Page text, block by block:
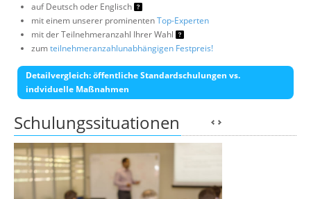
auf Deutsch oder Englisch
mit einem unserer prominentenTop-Experten
mit der Teilnehmeranzahl Ihrer Wahl
zumteilnehmeranzahlunabhängigen Festpreis!
Detailvergleich: öffentliche Standardschulungen vs.
indviduelle Maßnahmen
Schulungssituationen